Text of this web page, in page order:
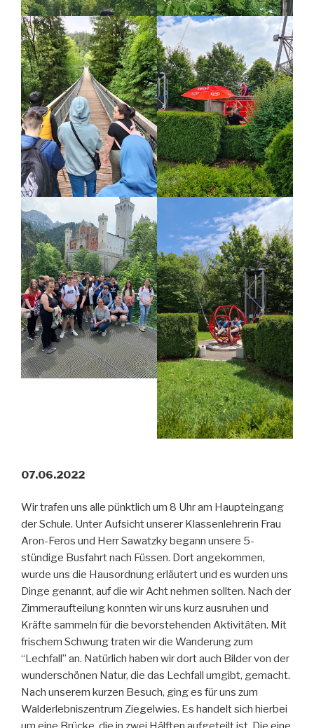
07.06.2022
Wir trafen uns alle pünktlich um 8 Uhr am Haupteingang
der Schule. Unter Aufsicht unserer Klassenlehrerin Frau
Aron-Feros und Herr Sawatzky begann unsere 5-
stündige Busfahrt nach Füssen. Dort angekommen,
wurde uns die Hausordnung erläutert und es wurden uns
Dinge genannt, auf die wir Acht nehmen sollten. Nach der
Zimmeraufteilung konnten wir uns kurz ausruhen und
Kräfte sammeln für die bevorstehenden Aktivitäten. Mit
frischem Schwung traten wir die Wanderung zum
“Lechfall” an. Natürlich haben wir dort auch Bilder von der
wunderschönen Natur, die das Lechfall umgibt, gemacht.
Nach unserem kurzen Besuch, ging es für uns zum
Walderlebniszentrum Ziegelwies. Es handelt sich hierbei